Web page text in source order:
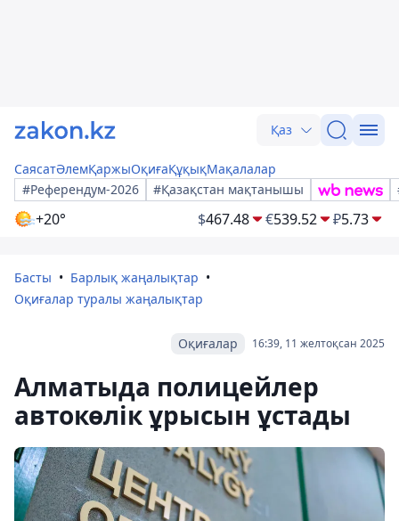
Қаз
СаясатӘлемҚаржыОқиғаҚұқықМақалалар
#Референдум-2026
#Қазақстан мақтанышы
+20° $467.48 €539.52 ₽5.73
Басты
Барлық жаңалықтар
Оқиғалар туралы жаңалықтар
16:39, 11 желтоқсан 2025
Оқиғалар
Алматыда полицейлер
автокөлік ұрысын ұстады